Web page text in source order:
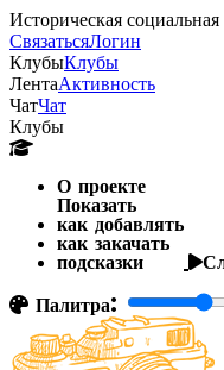
Историческая социальная
СвязатьсяЛогин
КлубыКлубы
ЛентаАктивность
ЧатЧат
Клубы
О проекте
Показать
как добавлять
как закачать
подсказки
Палитра: